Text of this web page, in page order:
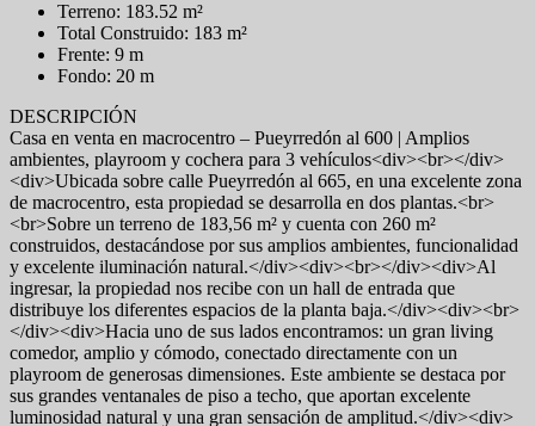
Terreno: 183.52 m²
Total Construido: 183 m²
Frente: 9 m
Fondo: 20 m
DESCRIPCIÓN
Casa en venta en macrocentro – Pueyrredón al 600 | Amplios
ambientes, playroom y cochera para 3 vehículos<div><br></div>
<div>Ubicada sobre calle Pueyrredón al 665, en una excelente zona
de macrocentro, esta propiedad se desarrolla en dos plantas.<br>
<br>Sobre un terreno de 183,56 m² y cuenta con 260 m²
construidos, destacándose por sus amplios ambientes, funcionalidad
y excelente iluminación natural.</div><div><br></div><div>Al
ingresar, la propiedad nos recibe con un hall de entrada que
distribuye los diferentes espacios de la planta baja.</div><div><br>
</div><div>Hacia uno de sus lados encontramos: un gran living
comedor, amplio y cómodo, conectado directamente con un
playroom de generosas dimensiones. Este ambiente se destaca por
sus grandes ventanales de piso a techo, que aportan excelente
luminosidad natural y una gran sensación de amplitud.</div><div>